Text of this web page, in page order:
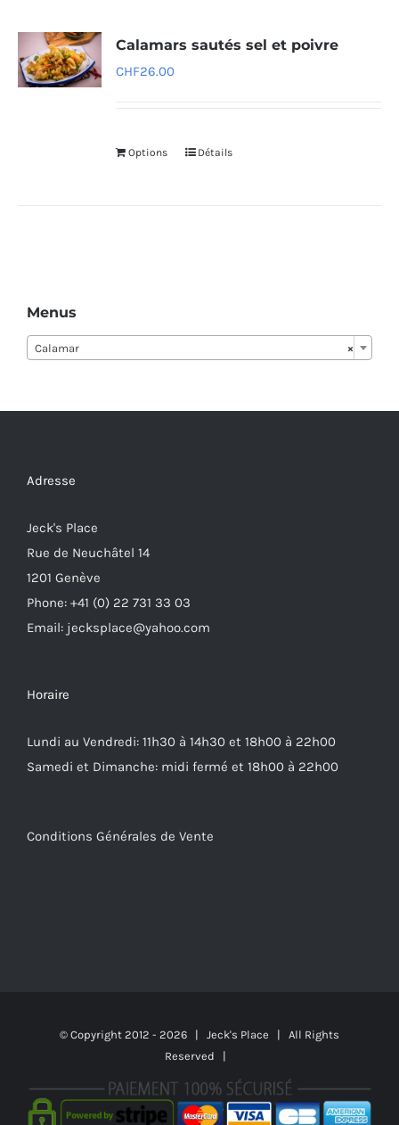
Calamars sautés sel et poivre
CHF26.00
Options Détails
Menus
×
Calamar
Adresse
Jeck's Place
Rue de Neuchâtel 14
1201 Genève
Phone: +41 (0) 22 731 33 03
Email: jecksplace@yahoo.com
Horaire
Lundi au Vendredi: 11h30 à 14h30 et 18h00 à 22h00
Samedi et Dimanche: midi fermé et 18h00 à 22h00
Conditions Générales de Vente
© Copyright 2012 - 2026 | Jeck's Place | All Rights
Reserved |